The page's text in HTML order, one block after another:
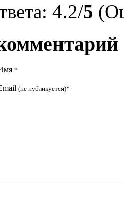
4.2/5
*
(не публикуется)*